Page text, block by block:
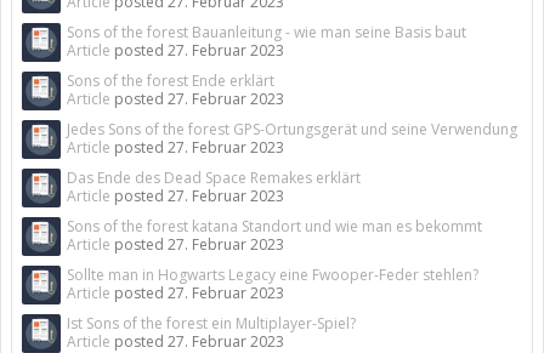
Sons of the forest Bauanleitung - wie man seine Basis baut
Article posted 27. Februar 2023
Sons of the forest Ende erklärt
Article posted 27. Februar 2023
Jedes Sons of the forest GPS-Ortungsgerät und seine Verwendung
Article posted 27. Februar 2023
Das Ende des Dead Space Remakes erklärt
Article posted 27. Februar 2023
Sons of the forest katana Standort und wie man es bekommt
Article posted 27. Februar 2023
Sollte man in Hogwarts Legacy eine Fwooper-Feder stehlen?
Article posted 27. Februar 2023
Ist Sons of the forest ein Multiplayer-Spiel?
Article posted 27. Februar 2023